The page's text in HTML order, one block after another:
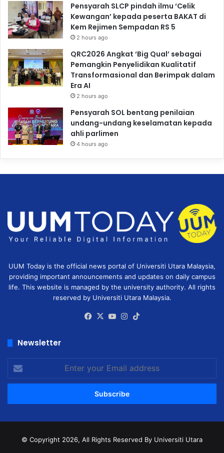
Pensyarah SLCP pindah ilmu ‘Celik
Kewangan’ kepada peserta BAKAT di
Kem Rejimen Sempadan RS 5
2 hours ago
QRC2026 Angkat ‘Big Qual’ sebagai
Pemangkin Penyelidikan Kualitatif
Transformasional dan Berimpak dalam
Era AI
2 hours ago
Pensyarah SOL bentang penilaian
undang-undang keselamatan kepada
ahli parlimen
4 hours ago
UUM Today is the official news portal of Universiti Utara Malaysia,
providing important announcements and updates on daily campus
life. This website is managed by the university authority. All rights
reserved by Universiti Utara Malaysia.
Facebook
X YouTubeInstagram
Newsletter
your
Email
© Copyright 2026, All Rights Reserved By Universiti Utara